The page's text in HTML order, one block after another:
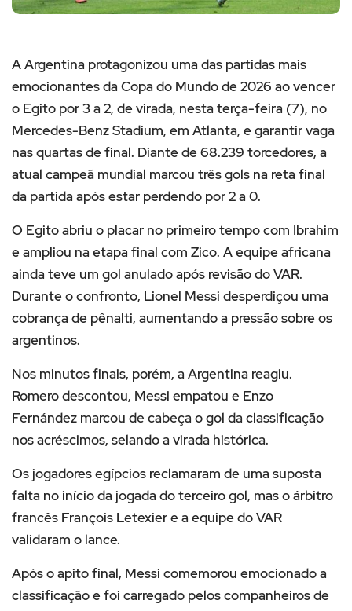
A Argentina protagonizou uma das partidas mais
emocionantes da Copa do Mundo de 2026 ao vencer
o Egito por 3 a 2, de virada, nesta terça-feira (7), no
Mercedes-Benz Stadium, em Atlanta, e garantir vaga
nas quartas de final. Diante de 68.239 torcedores, a
atual campeã mundial marcou três gols na reta final
da partida após estar perdendo por 2 a 0.
O Egito abriu o placar no primeiro tempo com Ibrahim
e ampliou na etapa final com Zico. A equipe africana
ainda teve um gol anulado após revisão do VAR.
Durante o confronto, Lionel Messi desperdiçou uma
cobrança de pênalti, aumentando a pressão sobre os
argentinos.
Nos minutos finais, porém, a Argentina reagiu.
Romero descontou, Messi empatou e Enzo
Fernández marcou de cabeça o gol da classificação
nos acréscimos, selando a virada histórica.
Os jogadores egípcios reclamaram de uma suposta
falta no início da jogada do terceiro gol, mas o árbitro
francês François Letexier e a equipe do VAR
validaram o lance.
Após o apito final, Messi comemorou emocionado a
classificação e foi carregado pelos companheiros de